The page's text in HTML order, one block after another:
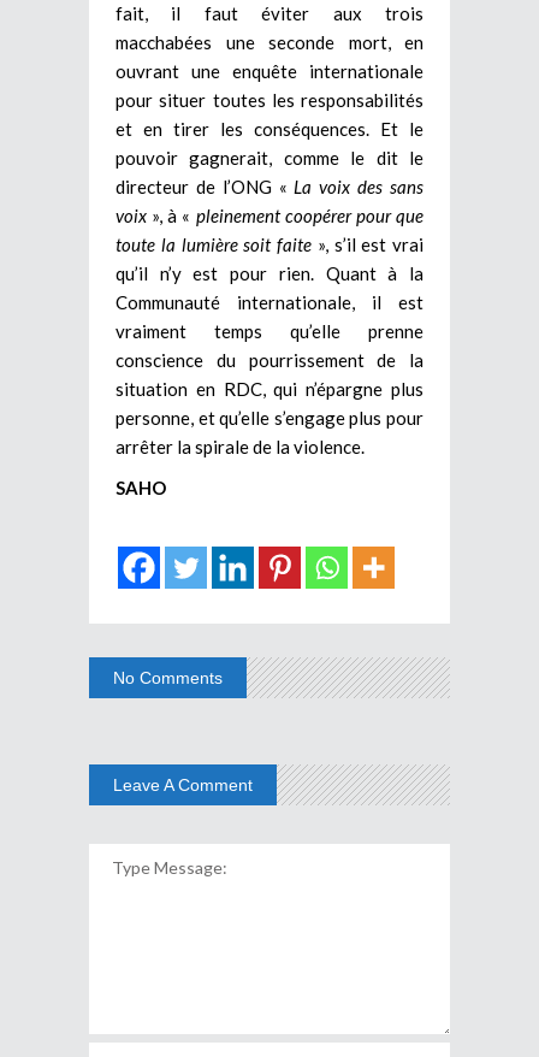
fait, il faut éviter aux trois
macchabées une seconde mort, en
ouvrant une enquête internationale
pour situer toutes les responsabilités
et en tirer les conséquences. Et le
pouvoir gagnerait, comme le dit le
directeur de l’ONG « La voix des sans
voix », à « pleinement coopérer pour que
toute la lumière soit faite », s’il est vrai
qu’il n’y est pour rien. Quant à la
Communauté internationale, il est
vraiment temps qu’elle prenne
conscience du pourrissement de la
situation en RDC, qui n’épargne plus
personne, et qu’elle s’engage plus pour
arrêter la spirale de la violence.
SAHO
No Comments
Leave A Comment